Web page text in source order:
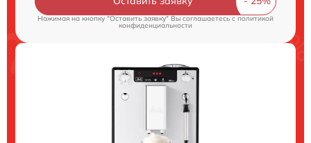
Нажимая на кнопку "Оставить заявку" Вы соглашаетесь cполитикой
конфиденциальности